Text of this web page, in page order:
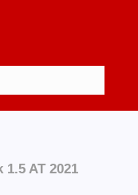
AT 2021